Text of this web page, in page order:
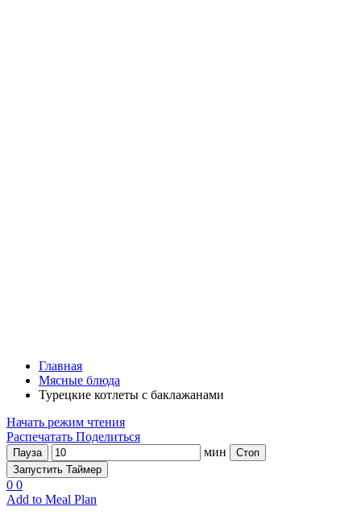
Главная
Мясные блюда
Турецкие котлеты с баклажанами
Начать режим чтения
Распечатать Поделиться
Пауза мин
Стоп
Запустить Таймер
0 0
Add to Meal Plan